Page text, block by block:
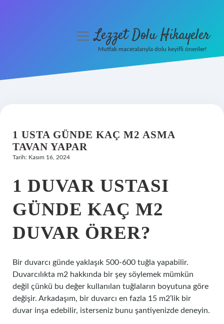
Hakkımızda
menüyüLezzet Dolu Hikayeler
Mutfak maceralarıyla dolu keyifli öneriler!
1 USTA GÜNDE KAÇ M2 ASMA
TAVAN YAPAR
Tarih: Kasım 16, 2024
1 DUVAR USTASI
GÜNDE KAÇ M2
DUVAR ÖRER?
Bir duvarcı günde yaklaşık 500-600 tuğla yapabilir.
Duvarcılıkta m2 hakkında bir şey söylemek mümkün
değil çünkü bu değer kullanılan tuğlaların boyutuna göre
değişir. Arkadaşım, bir duvarcı en fazla 15 m2’lik bir
duvar inşa edebilir, isterseniz bunu şantiyenizde deneyin.